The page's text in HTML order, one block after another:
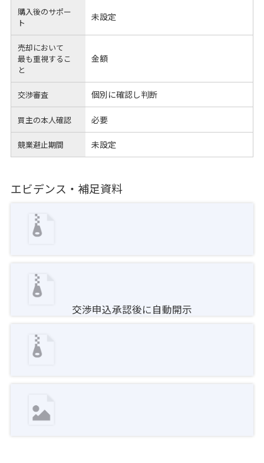
購入後のサポー
ト
未設定
売却において
最も重視するこ
と
金額
交渉審査 個別に確認し判断
買主の本人確認 必要
競業避止期間 未設定
エビデンス・補足資料
交渉申込承認後に自動開示